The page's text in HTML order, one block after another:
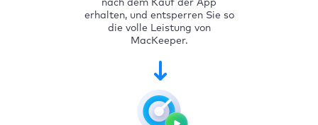
nach dem Kauf der App
erhalten, und entsperren Sie so
die volle Leistung von
MacKeeper.